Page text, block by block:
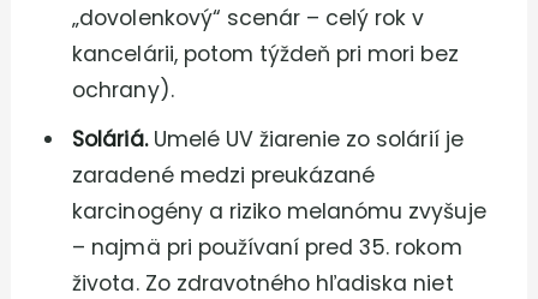
„dovolenkový“ scenár – celý rok v
kancelárii, potom týždeň pri mori bez
ochrany).
Soláriá.Umelé UV žiarenie zo solárií je
zaradené medzi preukázané
karcinogény a riziko melanómu zvyšuje
– najmä pri používaní pred 35. rokom
života. Zo zdravotného hľadiska niet